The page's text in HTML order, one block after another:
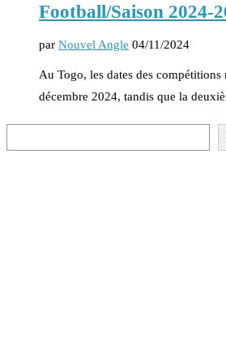
Football/Saison 2024-
par Nouvel Angle 04/11/2024
Au Togo, les dates des
décembre 2024, tandis que la
Rechercher